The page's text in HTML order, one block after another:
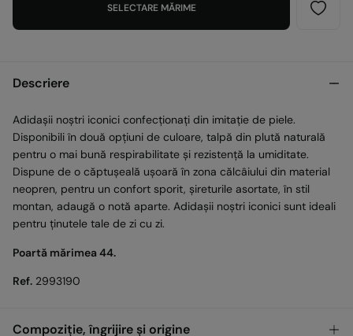
SELECTARE MĂRIME
Descriere
Adidașii noștri iconici confecționați din imitație de piele.
Disponibili în două opțiuni de culoare, talpă din plută naturală
pentru o mai bună respirabilitate și rezistență la umiditate.
Dispune de o căptușeală ușoară în zona călcâiului din material
neopren, pentru un confort sporit, șireturile asortate, în stil
montan, adaugă o notă aparte. Adidașii noștri iconici sunt ideali
pentru ținutele tale de zi cu zi.
Poartă mărimea 44.
Ref. 2993190
Compoziție, îngrijire și origine